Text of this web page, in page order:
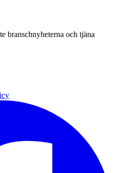
branschnyheterna och tjäna